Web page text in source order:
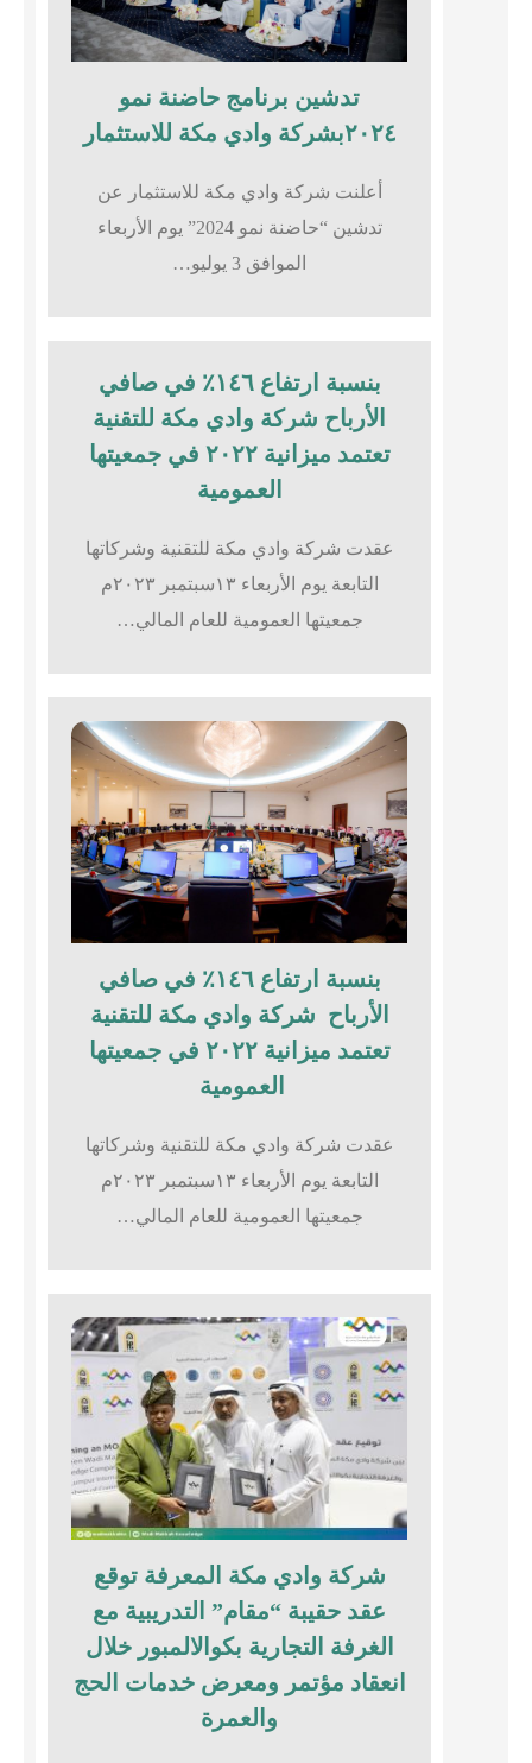
تدشين برنامج حاضنة نمو
٢٠٢٤بشركة وادي مكة للاستثمار
أعلنت شركة وادي مكة للاستثمار عن
تدشين “حاضنة نمو 2024” يوم الأربعاء
الموافق 3 يوليو…
بنسبة ارتفاع ١٤٦٪؜ في صافي
الأرباح شركة وادي مكة للتقنية
تعتمد ميزانية ٢٠٢٢ في جمعيتها
العمومية
عقدت شركة وادي مكة للتقنية وشركاتها
التابعة يوم الأربعاء ١٣سبتمبر ٢٠٢٣م
جمعيتها العمومية للعام المالي…
بنسبة ارتفاع ١٤٦٪؜ في صافي
الأرباح شركة وادي مكة للتقنية
تعتمد ميزانية ٢٠٢٢ في جمعيتها
العمومية
عقدت شركة وادي مكة للتقنية وشركاتها
التابعة يوم الأربعاء ١٣سبتمبر ٢٠٢٣م
جمعيتها العمومية للعام المالي…
شركة وادي مكة المعرفة توقع
عقد حقيبة “مقام” التدريبية مع
الغرفة التجارية بكوالالمبور خلال
انعقاد مؤتمر ومعرض خدمات الحج
والعمرة